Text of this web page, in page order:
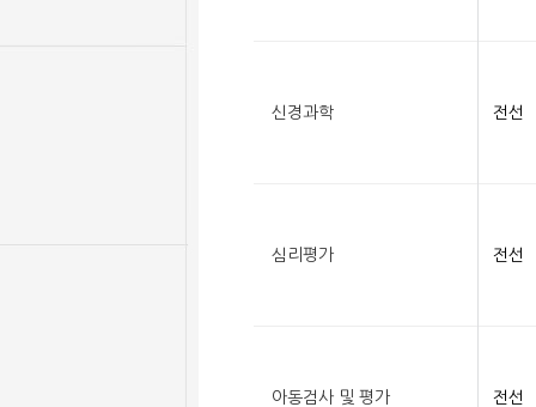
신경과학 전선
심리평가 전선
아동검사 및 평가 전선